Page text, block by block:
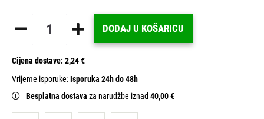
DODAJ U KOŠARICU
Cijena dostave: 2,24 €
Vrijeme isporuke:Isporuka 24h do 48h
Besplatna dostava za narudžbe iznad 40,00 €